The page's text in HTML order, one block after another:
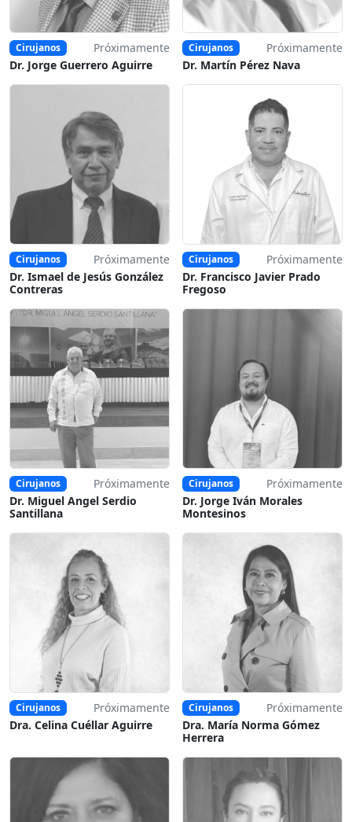
Cirujanos
Próximamente
Dr. Jorge Guerrero Aguirre
Cirujanos
Próximamente
Dr. Martín Pérez Nava
Cirujanos
Próximamente
Dr. Ismael de Jesús González
Contreras
Cirujanos
Próximamente
Dr. Francisco Javier Prado
Fregoso
Cirujanos
Próximamente
Dr. Miguel Angel Serdio
Santillana
Cirujanos
Próximamente
Dr. Jorge Iván Morales
Montesinos
Cirujanos
Próximamente
Dra. Celina Cuéllar Aguirre
Cirujanos
Próximamente
Dra. María Norma Gómez
Herrera